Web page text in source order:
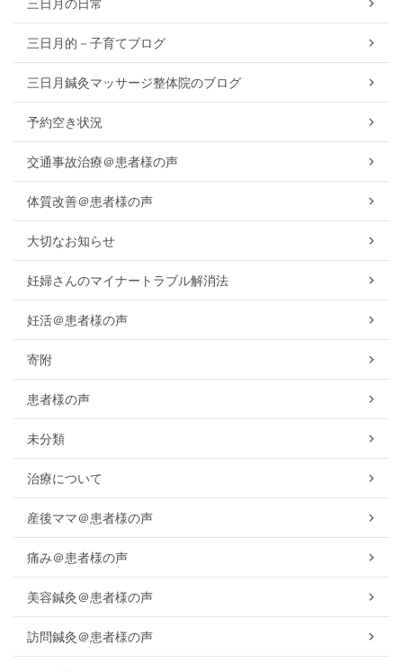
三日月の日常
三日月的－子育てブログ
三日月鍼灸マッサージ整体院のブログ
予約空き状況
交通事故治療＠患者様の声
体質改善＠患者様の声
大切なお知らせ
妊婦さんのマイナートラブル解消法
妊活＠患者様の声
寄附
患者様の声
未分類
治療について
産後ママ＠患者様の声
痛み＠患者様の声
美容鍼灸＠患者様の声
訪問鍼灸＠患者様の声